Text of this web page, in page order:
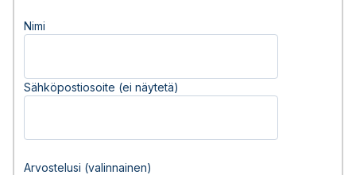
Nimi
Sähköpostiosoite (ei näytetä)
Arvostelusi (valinnainen)